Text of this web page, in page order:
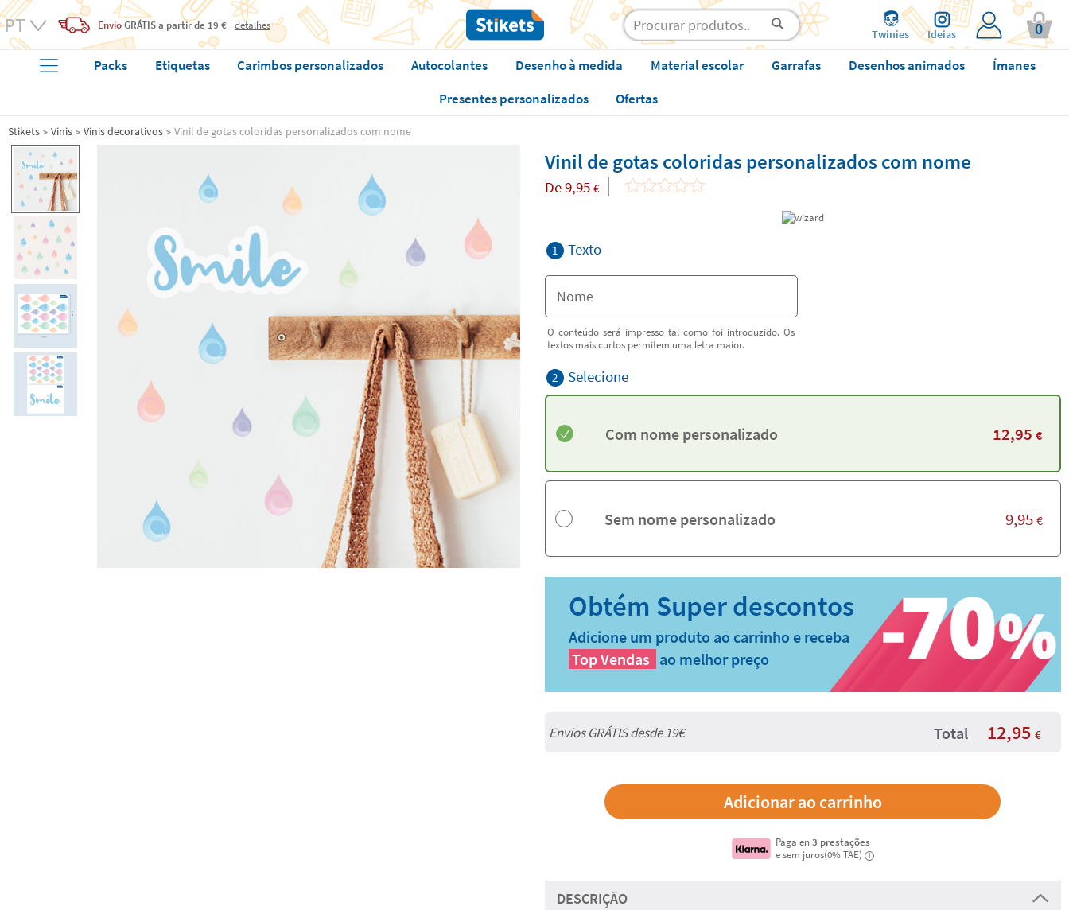
EnvioGRÁTISa partir de 19 € detalhes
Twinies Ideias 0
Packs Etiquetas Carimbos personalizados Autocolantes Desenho à medida Material escolar Garrafas Desenhos animados
Ímanes
Presentes personalizados
Ofertas
Stikets Vinis Vinis decorativos Vinil de gotas coloridas personalizados com nome
Vinil de gotas coloridas personalizados com nome
De9,95 €
1 Texto
O conteúdo será impresso tal como foi introduzido. Os
textos mais curtos permitem uma letra maior.
2 Selecione
Com nome personalizado 12,95 €
Sem nome personalizado 9,95 €
Adicione um produto ao carrinho e receba
Top Vendas ao melhor preço
Envios GRÁTIS desde 19€ Total 12,95 €
Paga en3 prestações
e sem juros(0% TAE)
i
DESCRIÇÃO